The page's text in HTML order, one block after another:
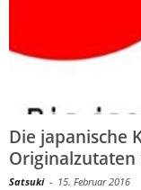
Die japanische
Originalzutaten
Satsuki - 15. Februar 2016